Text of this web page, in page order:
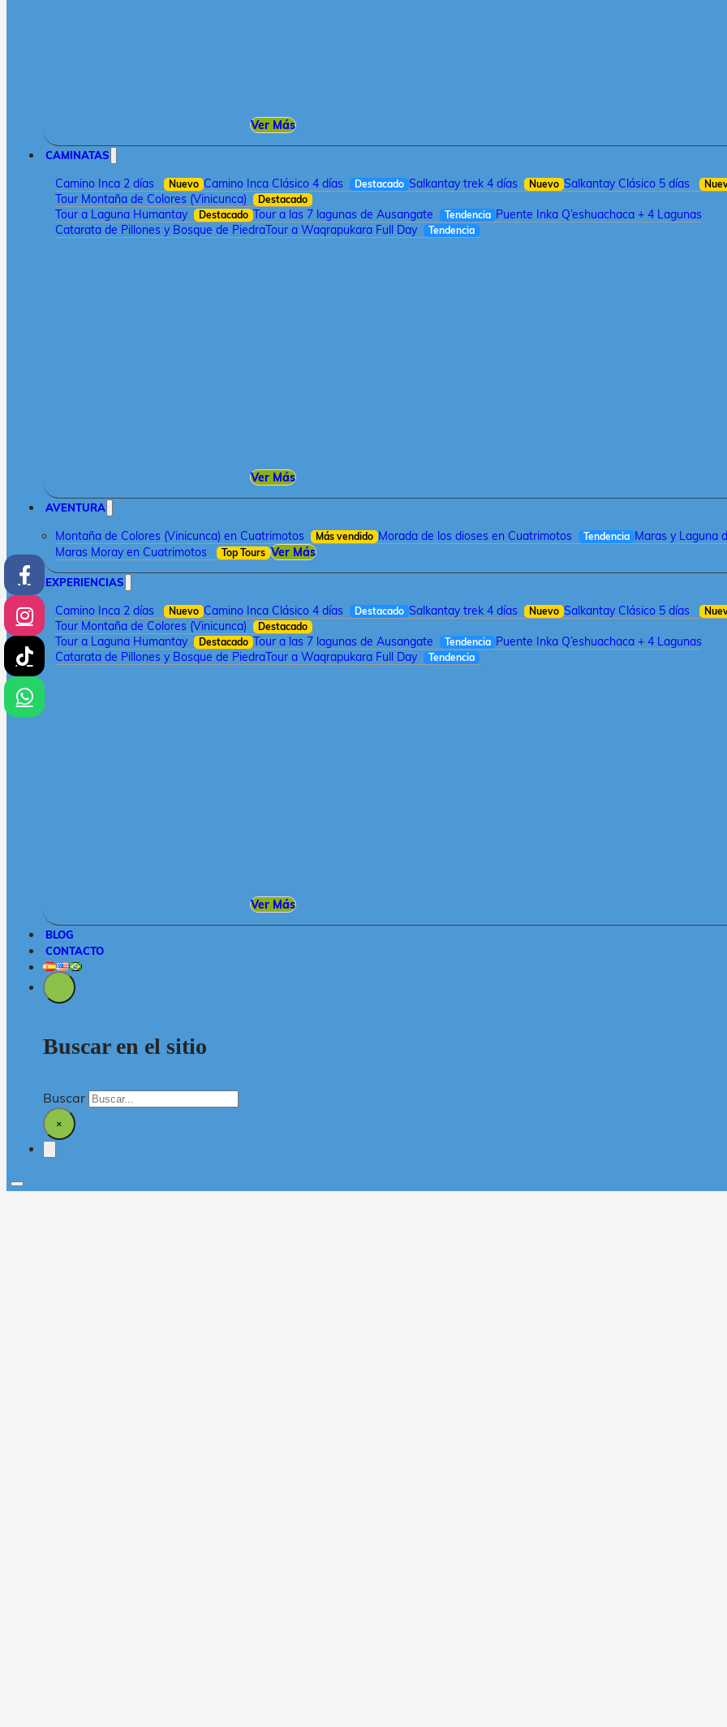
Ver Más
CAMINATAS
Camino Inca 2 días Nuevo Camino Inca Clásico 4 días Destacado Salkantay trek 4 días Nuevo Salkantay Clásico 5 días
Tour Montaña de Colores (Vinicunca) Destacado
Tour a Laguna Humantay Destacado Tour a las 7 lagunas de Ausangate Tendencia Puente Inka Q’eshuachaca + 4 Lagunas
Catarata de Pillones y Bosque de PiedraTour a Waqrapukara Full Day Tendencia
Ver Más
AVENTURA
Montaña de Colores (Vinicunca) en Cuatrimotos Más vendido Morada de los dioses en Cuatrimotos Tendencia Maras y Laguna
Maras Moray en Cuatrimotos
Top Tours Ver Más
EXPERIENCIAS
Camino Inca 2 días Nuevo Camino Inca Clásico 4 días Destacado Salkantay trek 4 días Nuevo Salkantay Clásico 5 días
Tour Montaña de Colores (Vinicunca) Destacado
Tour a Laguna Humantay Destacado Tour a las 7 lagunas de Ausangate Tendencia Puente Inka Q’eshuachaca + 4 Lagunas
Catarata de Pillones y Bosque de PiedraTour a Waqrapukara Full Day Tendencia
Ver Más
BLOG
CONTACTO
Buscar en el sitio
Buscar
×